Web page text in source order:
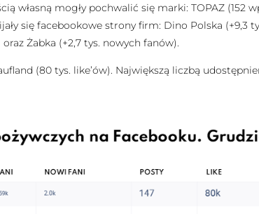
własną mogły pochwalić się marki: TOPAZ (152
się facebookowe strony firm: Dino Polska (+9,3
Żabka (+2,7 tys. nowych fanów).
(80 tys. like’ów). Największą liczbą